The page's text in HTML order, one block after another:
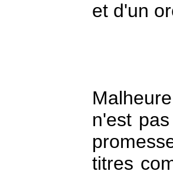
n'est
titres